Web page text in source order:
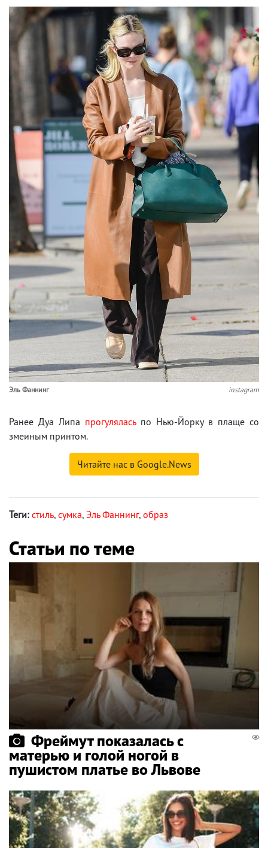
Эль Фаннинг instagram
Ранее Дуа Липа прогуляласьпо Нью-Йорку в плаще со
змеиным принтом.
Читайте нас в Google.News
Теги: стиль, сумка, Эль Фаннинг, образ
Статьи по теме
Фреймут показалась с
матерью и голой ногой в
пушистом платье во Львове